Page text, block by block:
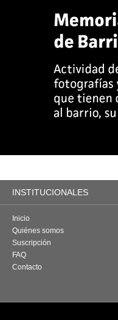
INSTITUCIONALES
Inicio
Quiénes somos
Suscripción
FAQ
Contacto